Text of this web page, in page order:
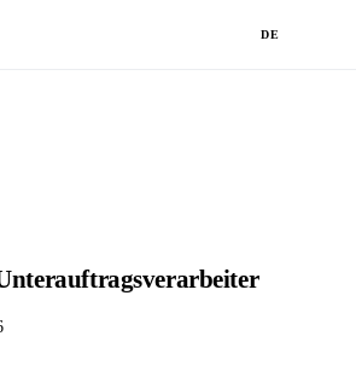
DE
for Events